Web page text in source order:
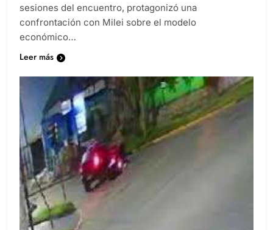
sesiones del encuentro, protagonizó una
confrontación con Milei sobre el modelo
económico…
Leer más